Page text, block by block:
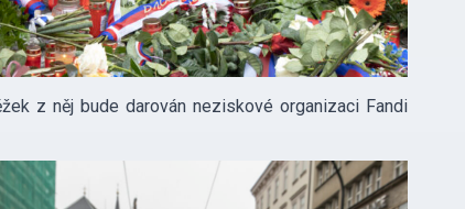
z něj bude darován neziskové organizaci Fandi